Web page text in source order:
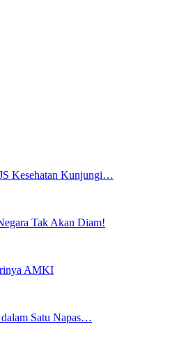
Kesehatan Kunjungi…
Tak Akan Diam!
AMKI
Satu Napas…